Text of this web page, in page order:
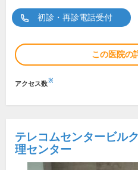
初診・再診電話受付
この医院の
アクセス数※
テレコムセンタービル
理センター